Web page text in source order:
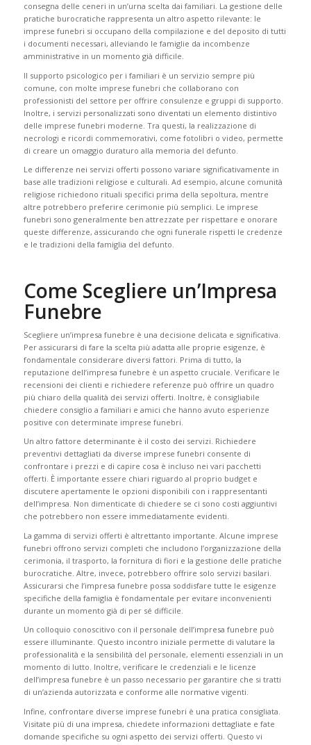
consegna delle ceneri in un’urna scelta dai familiari. La gestione delle
pratiche burocratiche rappresenta un altro aspetto rilevante: le
imprese funebri si occupano della compilazione e del deposito di tutti
i documenti necessari, alleviando le famiglie da incombenze
amministrative in un momento già difficile.
Il supporto psicologico per i familiari è un servizio sempre più
comune, con molte imprese funebri che collaborano con
professionisti del settore per offrire consulenze e gruppi di supporto.
Inoltre, i servizi personalizzati sono diventati un elemento distintivo
delle imprese funebri moderne. Tra questi, la realizzazione di
necrologi e ricordi commemorativi, come fotolibri o video, permette
di creare un omaggio duraturo alla memoria del defunto.
Le differenze nei servizi offerti possono variare significativamente in
base alle tradizioni religiose e culturali. Ad esempio, alcune comunità
religiose richiedono rituali specifici prima della sepoltura, mentre
altre potrebbero preferire cerimonie più semplici. Le imprese
funebri sono generalmente ben attrezzate per rispettare e onorare
queste differenze, assicurando che ogni funerale rispetti le credenze
e le tradizioni della famiglia del defunto.
Come Scegliere un’Impresa
Funebre
Scegliere un’impresa funebre è una decisione delicata e significativa.
Per assicurarsi di fare la scelta più adatta alle proprie esigenze, è
fondamentale considerare diversi fattori. Prima di tutto, la
reputazione dell’impresa funebre è un aspetto cruciale. Verificare le
recensioni dei clienti e richiedere referenze può offrire un quadro
più chiaro della qualità dei servizi offerti. Inoltre, è consigliabile
chiedere consiglio a familiari e amici che hanno avuto esperienze
positive con determinate imprese funebri.
Un altro fattore determinante è il costo dei servizi. Richiedere
preventivi dettagliati da diverse imprese funebri consente di
confrontare i prezzi e di capire cosa è incluso nei vari pacchetti
offerti. È importante essere chiari riguardo al proprio budget e
discutere apertamente le opzioni disponibili con i rappresentanti
dell’impresa. Non dimenticate di chiedere se ci sono costi aggiuntivi
che potrebbero non essere immediatamente evidenti.
La gamma di servizi offerti è altrettanto importante. Alcune imprese
funebri offrono servizi completi che includono l’organizzazione della
cerimonia, il trasporto, la fornitura di fiori e la gestione delle pratiche
burocratiche. Altre, invece, potrebbero offrire solo servizi basilari.
Assicurarsi che l’impresa funebre possa soddisfare tutte le esigenze
specifiche della famiglia è fondamentale per evitare inconvenienti
durante un momento già di per sé difficile.
Un colloquio conoscitivo con il personale dell’impresa funebre può
essere illuminante. Questo incontro iniziale permette di valutare la
professionalità e la sensibilità del personale, elementi essenziali in un
momento di lutto. Inoltre, verificare le credenziali e le licenze
dell’impresa funebre è un passo necessario per garantire che si tratti
di un’azienda autorizzata e conforme alle normative vigenti.
Infine, confrontare diverse imprese funebri è una pratica consigliata.
Visitate più di una impresa, chiedete informazioni dettagliate e fate
domande specifiche su ogni aspetto dei servizi offerti. Questo vi